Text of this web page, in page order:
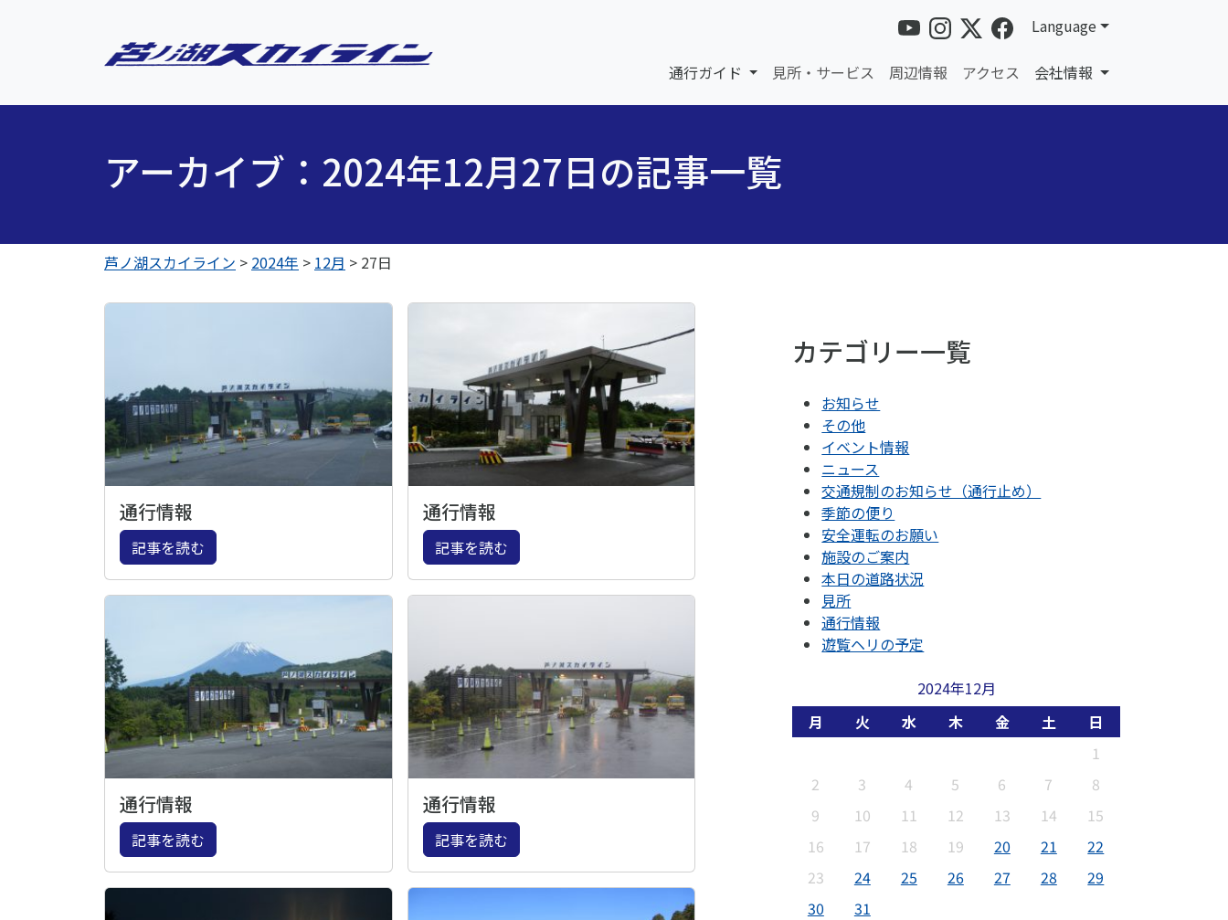
Language
通行ガイド 見所・サービス 周辺情報 アクセス 会社情報
アーカイブ：2024年12月27日の記事一覧
芦ノ湖スカイライン > 2024年 > 12月 > 27日
通行情報
記事を読む
通行情報
記事を読む
通行情報
記事を読む
通行情報
記事を読む
カテゴリー一覧
お知らせ
その他
イベント情報
ニュース
交通規制のお知らせ（通行止め）
季節の便り
安全運転のお願い
施設のご案内
本日の道路状況
見所
通行情報
遊覧ヘリの予定
2024年12月
月
火 水 木 金 土
日
1
2
3 4 5 6 7
8
9
10 11 12 13 14
15
16
17 18 19 20 21
22
23
24 25 26 27 28
29
30
31